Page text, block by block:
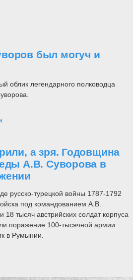
был могуч и
облик легендарного полководца
а зря. Годовщина
А.В. Суворова в
русско-турецкой войны 1787-1792
под командованием А.В.
18 тысяч австрийских солдат корпуса
поражение 100-тысячной армии
в Румынии.